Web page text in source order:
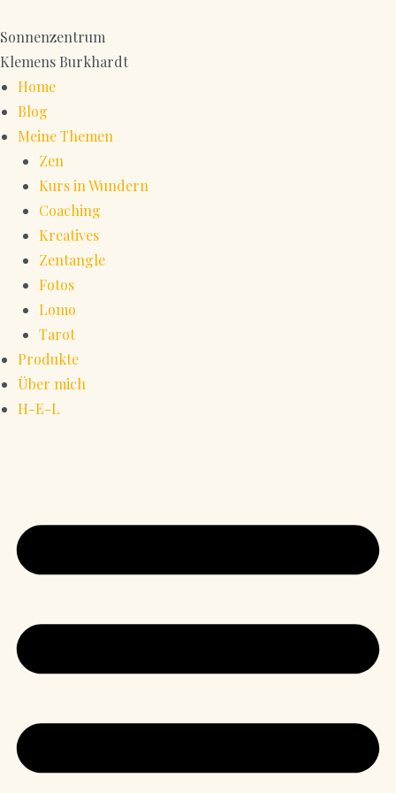
Inhalt
springen
Sonnenzentrum
Klemens Burkhardt
Home
Blog
Meine Themen
Zen
Kurs in Wundern
Coaching
Kreatives
Zentangle
Fotos
Lomo
Tarot
Produkte
Über mich
H-E-L